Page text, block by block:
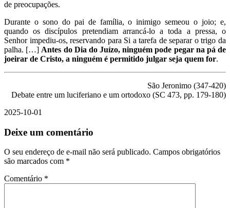
de preocupações.
Durante o sono do pai de família, o inimigo semeou o joio; e,
quando os discípulos pretendiam arrancá-lo a toda a pressa, o
Senhor impediu-os, reservando para Si a tarefa de separar o trigo da
palha. […] Antes do Dia do Juízo, ninguém pode pegar na pá de
joeirar de Cristo, a ninguém é permitido julgar seja quem for.
São Jeronimo (347-420)
Debate entre um luciferiano e um ortodoxo (SC 473, pp. 179-180)
2025-10-01
Deixe um comentário
O seu endereço de e-mail não será publicado. Campos obrigatórios
são marcados com *
Comentário *